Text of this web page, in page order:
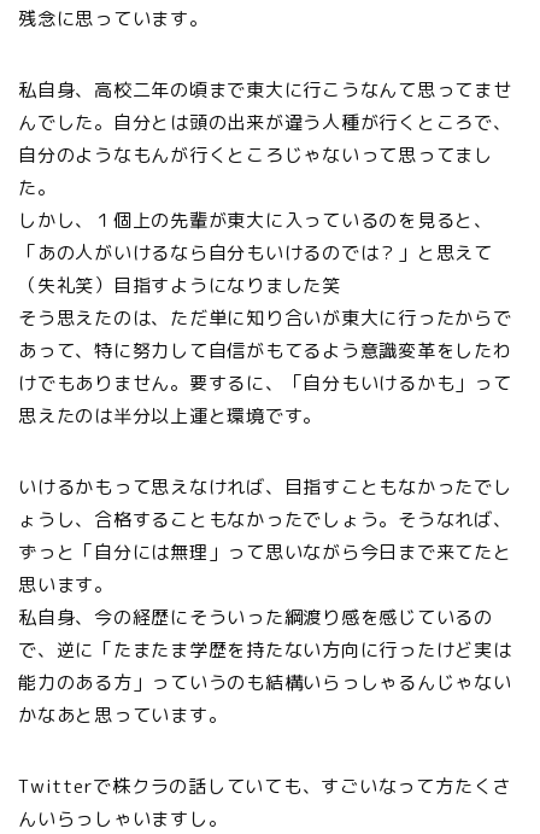
残念に思っています。
私自身、高校二年の頃まで東大に行こうなんて思ってませ
んでした。自分とは頭の出来が違う人種が行くところで、
自分のようなもんが行くところじゃないって思ってまし
た。
しかし、１個上の先輩が東大に入っているのを見ると、
「あの人がいけるなら自分もいけるのでは？」と思えて
（失礼笑）目指すようになりました笑
そう思えたのは、ただ単に知り合いが東大に行ったからで
あって、特に努力して自信がもてるよう意識変革をしたわ
けでもありません。要するに、「自分もいけるかも」って
思えたのは半分以上運と環境です。
いけるかもって思えなければ、目指すこともなかったでし
ょうし、合格することもなかったでしょう。そうなれば、
ずっと「自分には無理」って思いながら今日まで来てたと
思います。
私自身、今の経歴にそういった綱渡り感を感じているの
で、逆に「たまたま学歴を持たない方向に行ったけど実は
能力のある方」っていうのも結構いらっしゃるんじゃない
かなあと思っています。
Twitterで株クラの話していても、すごいなって方たくさ
んいらっしゃいますし。